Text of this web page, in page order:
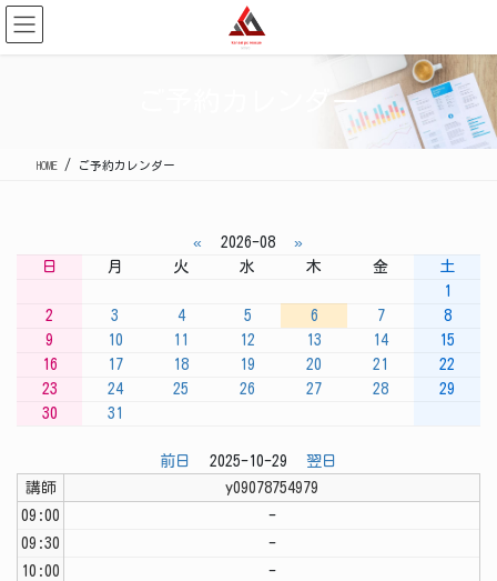
コ
ン
ナ
ビ
ご予約カレンダー
HOME ご予約カレンダー
« 2026-08
»
日
月 火 水 木 金
土
1
2
3 4 5 6 7
8
9
10 11 12 13 14
15
16
17 18 19 20 21
22
23
24 25 26 27 28
29
30
31
前日 2025-10-29
翌日
講師
y09078754979
09:00
-
09:30
-
10:00
-